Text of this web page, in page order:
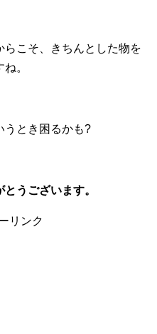
こそ、きちんとした物を
。
うとき困るかも?
うございます。
リンク